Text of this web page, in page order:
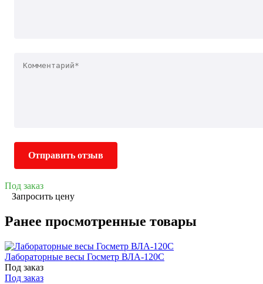
Отправить отзыв
Под заказ
Запросить цену
Ранее просмотренные товары
Лабораторные весы Госметр ВЛА-120С
Под заказ
Под заказ